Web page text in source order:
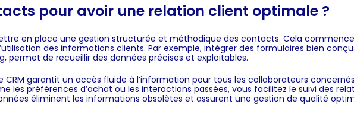
pour avoir une relation client optimale ?
en place une gestion structurée et méthodique des contacts. Cela
des informations clients. Par exemple, intégrer des formulaires bien
permet de recueillir des données précises et exploitables.
garantit un accès fluide à l’information pour tous les collaborateurs
préférences d’achat ou les interactions passées, vous facilitez le suivi des
éliminent les informations obsolètes et assurent une gestion de qualité